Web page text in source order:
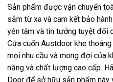
Sản phẩm được vận chuyển
sắm từ xa và cam kết bảo
yên tâm và tin tưởng tuyệt đối
Cửa cuốn Austdoor khe
mọi nhu cầu và mong đợi của
năng và chất lượng cao cấp.
Door để sở hữu sản phẩm này